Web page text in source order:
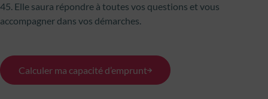
45. Elle saura répondre à toutes vos questions et vous
accompagner dans vos démarches.
Calculer ma capacité d’emprunt